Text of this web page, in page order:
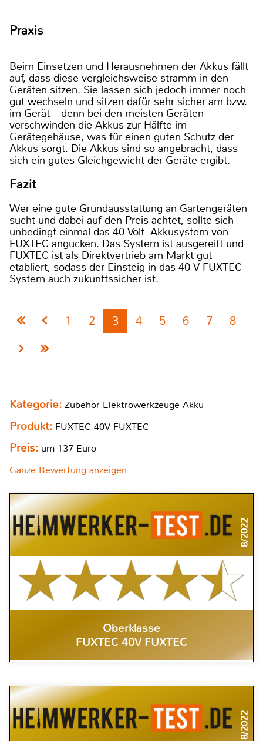
Praxis
Beim Einsetzen und Herausnehmen der Akkus fällt
auf, dass diese vergleichsweise stramm in den
Geräten sitzen. Sie lassen sich jedoch immer noch
gut wechseln und sitzen dafür sehr sicher am bzw.
im Gerät – denn bei den meisten Geräten
verschwinden die Akkus zur Hälfte im
Gerätegehäuse, was für einen guten Schutz der
Akkus sorgt. Die Akkus sind so angebracht, dass
sich ein gutes Gleichgewicht der Geräte ergibt.
Fazit
Wer eine gute Grundausstattung an Gartengeräten
sucht und dabei auf den Preis achtet, sollte sich
unbedingt einmal das 40-Volt- Akkusystem von
FUXTEC angucken. Das System ist ausgereift und
FUXTEC ist als Direktvertrieb am Markt gut
etabliert, sodass der Einsteig in das 40 V FUXTEC
System auch zukunftssicher ist.
1 2 3 4 5 6 7 8
Kategorie: Zubehör Elektrowerkzeuge Akku
Produkt: FUXTEC 40V FUXTEC
Preis: um 137 Euro
Ganze Bewertung anzeigen
8/2022
Oberklasse
FUXTEC 40V FUXTEC
8/2022